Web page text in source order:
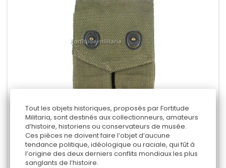
PORTE CHARGEUR COLT WW1
- RUSSEL 1918 -
Tout les objets historiques, proposés par Fortitude
Militaria, sont destinés aux collectionneurs, amateurs
d’histoire, historiens ou conservateurs de musée.
Ces pièces ne doivent faire l’objet d’aucune
tendance politique, idéologique ou raciale, qui fût à
l’origine des deux derniers conflits mondiaux les plus
sanglants de l’histoire.